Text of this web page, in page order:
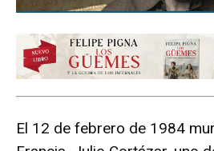
El 12 de febrero de 1984